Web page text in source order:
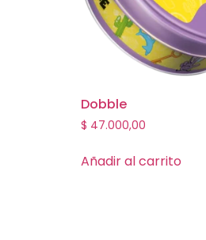
Dobble
$ 47.000,00
Añadir al carrito